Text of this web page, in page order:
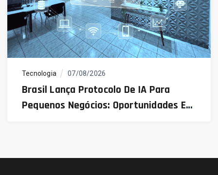
Tecnologia 07/08/2026
Brasil Lança Protocolo De IA Para
Pequenos Negócios: Oportunidades E